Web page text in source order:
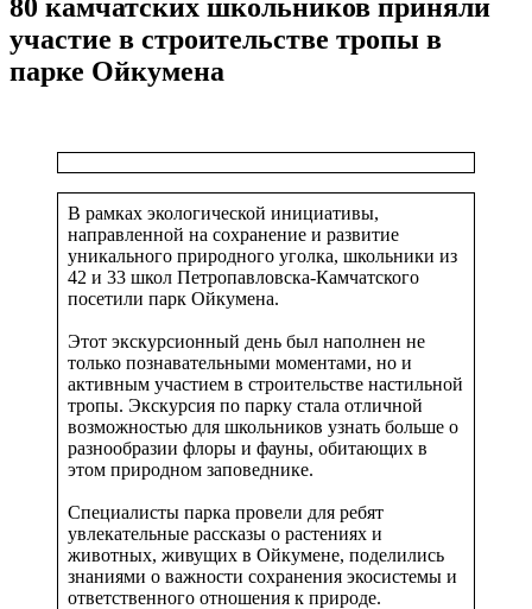
80 камчатских школьников приняли
участие в строительстве тропы в
парке Ойкумена
В рамках экологической инициативы,
направленной на сохранение и развитие
уникального природного уголка, школьники из
42 и 33 школ Петропавловска-Камчатского
посетили парк Ойкумена.
Этот экскурсионный день был наполнен не
только познавательными моментами, но и
активным участием в строительстве настильной
тропы. Экскурсия по парку стала отличной
возможностью для школьников узнать больше о
разнообразии флоры и фауны, обитающих в
этом природном заповеднике.
Специалисты парка провели для ребят
увлекательные рассказы о растениях и
животных, живущих в Ойкумене, поделились
знаниями о важности сохранения экосистемы и
ответственного отношения к природе.